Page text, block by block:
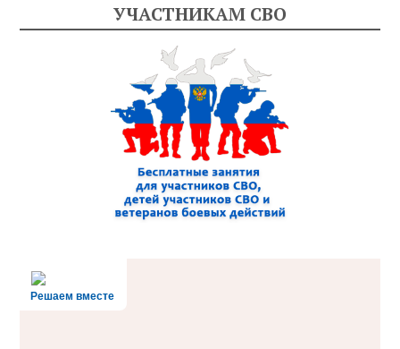
УЧАСТНИКАМ СВО
Решаем вместе